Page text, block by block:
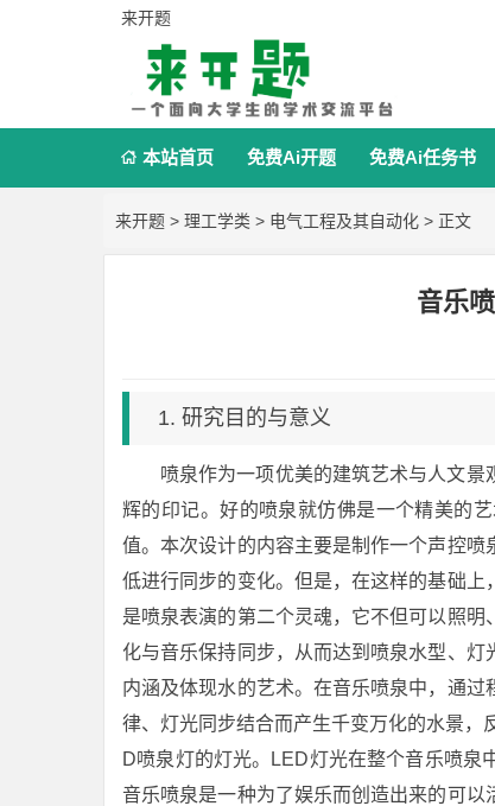
来开题
 本站首页 免费Ai开题 免费Ai任务书
来开题 > 理工学类 > 电气工程及其自动化 > 正文
音乐
1. 研究目的与意义
喷泉作为一项优美的建筑艺术与人文
辉的印记。好的喷泉就仿佛是一个精美的
值。本次设计的内容主要是制作一个声控
低进行同步的变化。但是，在这样的基础
是喷泉表演的第二个灵魂，它不但可以照
化与音乐保持同步，从而达到喷泉水型、
内涵及体现水的艺术。在音乐喷泉中，通
律、灯光同步结合而产生千变万化的水景
D喷泉灯的灯光。LED灯光在整个音乐喷泉
音乐喷泉是一种为了娱乐而创造出来的可